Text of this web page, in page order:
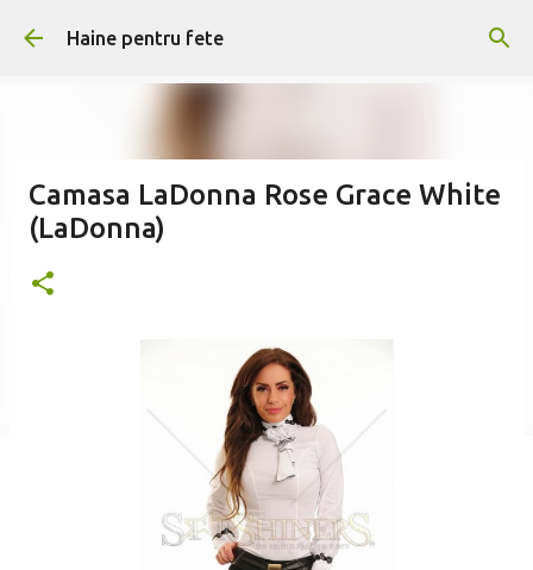
Treceți la conținutul principal
Haine pentru fete
Camasa LaDonna Rose Grace White
(LaDonna)